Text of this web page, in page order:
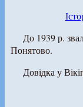
До 1939 р.
Понятово.
Довідка у